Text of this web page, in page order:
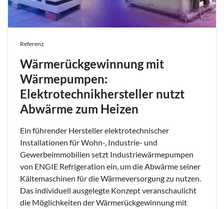
Referenz
Wärmerückgewinnung mit
Wärmepumpen:
Elektrotechnikhersteller nutzt
Abwärme zum Heizen
Ein führender Hersteller elektrotechnischer
Installationen für Wohn-, Industrie- und
Gewerbeimmobilien setzt Industriewärmepumpen
von ENGIE Refrigeration ein, um die Abwärme seiner
Kältemaschinen für die Wärmeversorgung zu nutzen.
Das individuell ausgelegte Konzept veranschaulicht
die Möglichkeiten der Wärmerückgewinnung mit